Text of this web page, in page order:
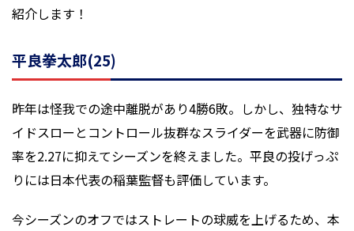
紹介します！
平良拳太郎(25)
昨年は怪我での途中離脱があり4勝6敗。しかし、独特なサ
イドスローとコントロール抜群なスライダーを武器に防御
率を2.27に抑えてシーズンを終えました。平良の投げっぷ
りには日本代表の稲葉監督も評価しています。
今シーズンのオフではストレートの球威を上げるため、本